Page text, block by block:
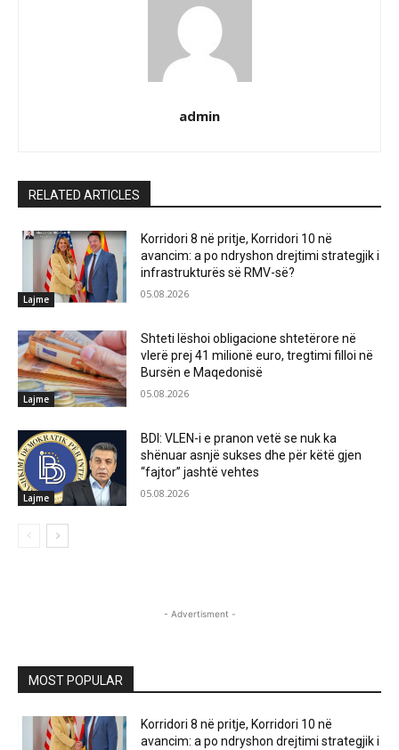
admin
RELATED ARTICLES
Lajme
Korridori 8 në pritje, Korridori 10 në
avancim: a po ndryshon drejtimi strategjik i
infrastrukturës së RMV-së?
05.08.2026
Lajme
Shteti lëshoi obligacione shtetërore në
vlerë prej 41 milionë euro, tregtimi filloi në
Bursën e Maqedonisë
05.08.2026
Lajme
BDI: VLEN-i e pranon vetë se nuk ka
shënuar asnjë sukses dhe për këtë gjen
“fajtor” jashtë vehtes
05.08.2026
- Advertisment -
MOST POPULAR
Korridori 8 në pritje, Korridori 10 në
avancim: a po ndryshon drejtimi strategjik i